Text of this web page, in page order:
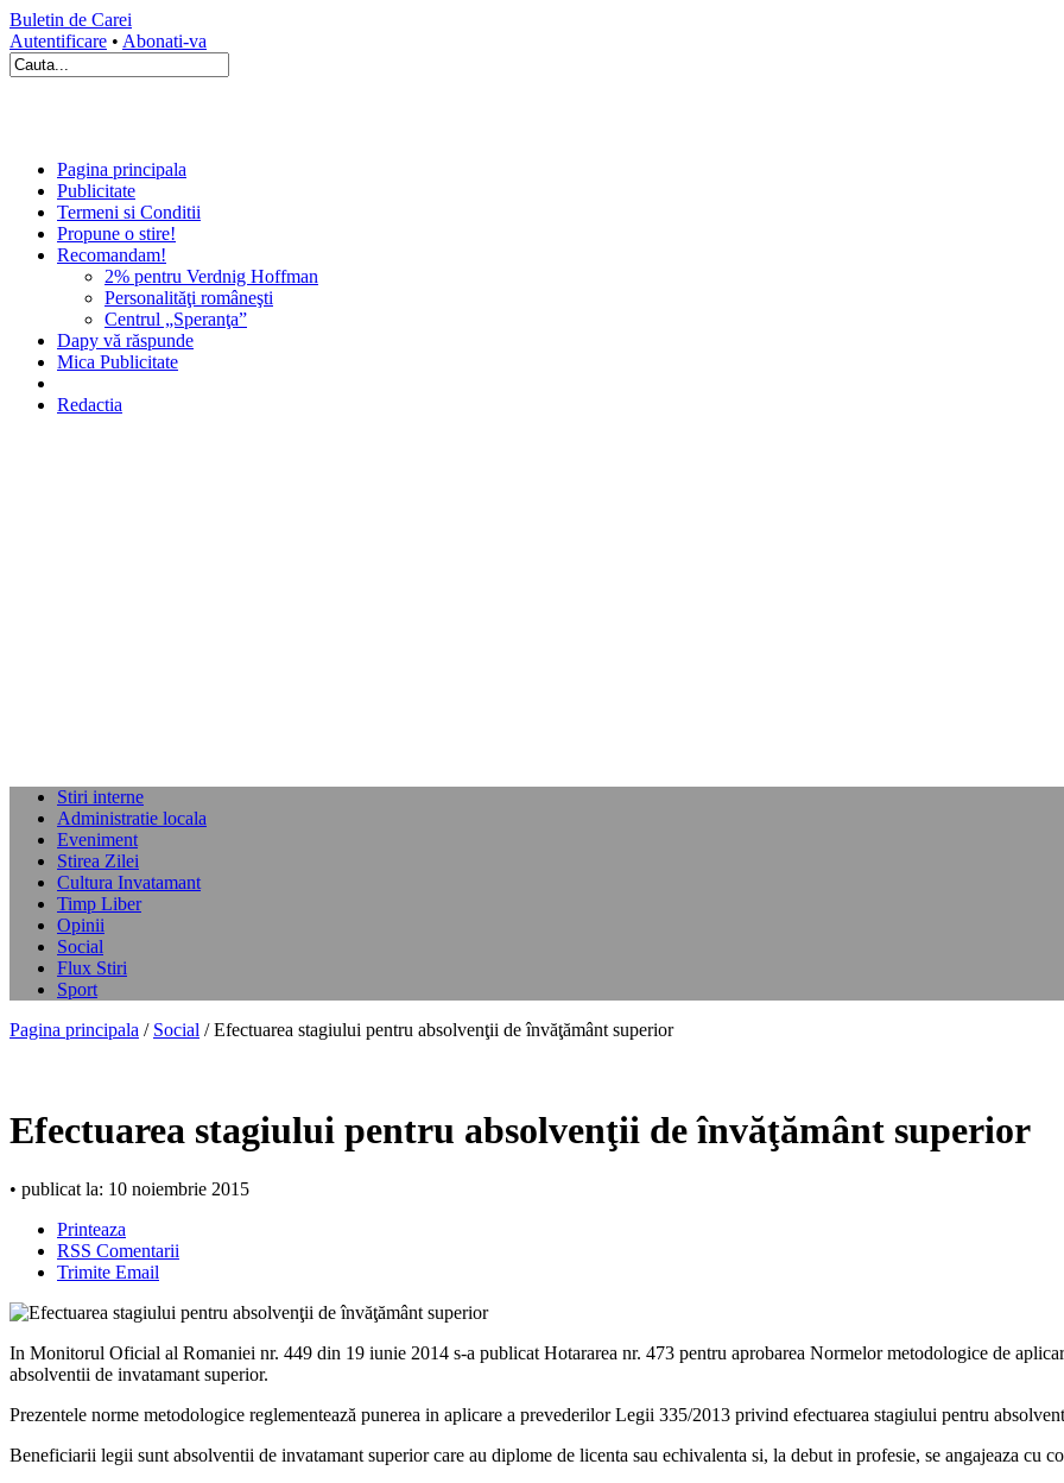
Buletin de Carei
Autentificare • Abonati-va
Pagina principala
Publicitate
Termeni si Conditii
Propune o stire!
Recomandam!
2% pentru Verdnig Hoffman
Personalităţi româneşti
Centrul „Speranţa”
Dapy vă răspunde
Mica Publicitate
Redactia
Stiri interne
Administratie locala
Eveniment
Stirea Zilei
Cultura Invatamant
Timp Liber
Opinii
Social
Flux Stiri
Sport
Pagina principala / Social / Efectuarea stagiului pentru absolvenţii de învăţământ superior
Efectuarea stagiului pentru absolvenţii de învăţământ superior
• publicat la: 10 noiembrie 2015
Printeaza
RSS Comentarii
Trimite Email
In Monitorul Oficial al Romaniei nr. 449 din 19 iunie 2014 s-a publicat Hotararea nr. 473 pentru aprobarea Normelor metodologice de
absolventii de invatamant superior.
Prezentele norme metodologice reglementează punerea in aplicare a prevederilor Legii 335/2013 privind efectuarea stagiului pentru
Beneficiarii legii sunt absolventii de invatamant superior care au diplome de licenta sau echivalenta si, la debut in profesie, se angajeaza cu